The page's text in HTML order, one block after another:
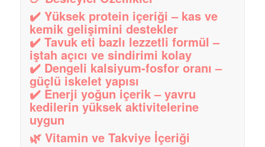
✔️ Yüksek protein içeriği – kas ve
kemik gelişimini destekler
✔️ Tavuk eti bazlı lezzetli formül –
iştah açıcı ve sindirimi kolay
✔️ Dengeli kalsiyum-fosfor oranı –
güçlü iskelet yapısı
✔️ Enerji yoğun içerik– yavru
kedilerin yüksek aktivitelerine
uygun
🌿 Vitamin ve Takviye İçeriği